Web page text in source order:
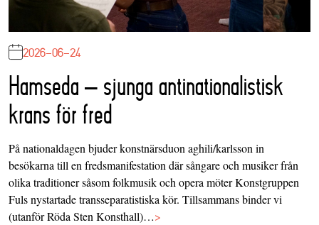
2026-06-24
Hamseda – sjunga antinationalistisk
krans för fred
På nationaldagen bjuder konstnärsduon aghili/karlsson in
besökarna till en fredsmanifestation där sångare och musiker från
olika traditioner såsom folkmusik och opera möter Konstgruppen
Fuls nystartade transseparatistiska kör. Tillsammans binder vi
(utanför Röda Sten Konsthall)…>